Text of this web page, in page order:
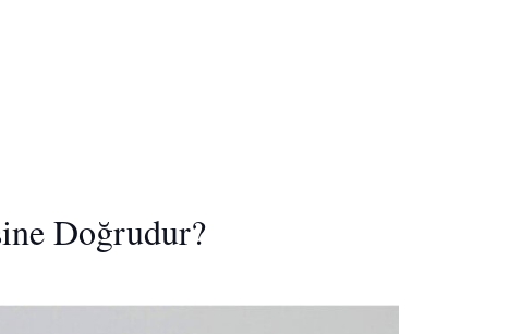
Doğrudur?